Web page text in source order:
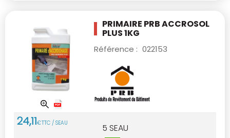
PRIMAIRE PRB ACCROSOL
PLUS 1KG
Référence : 022153
24,11€TTC / SEAU 5 SEAU